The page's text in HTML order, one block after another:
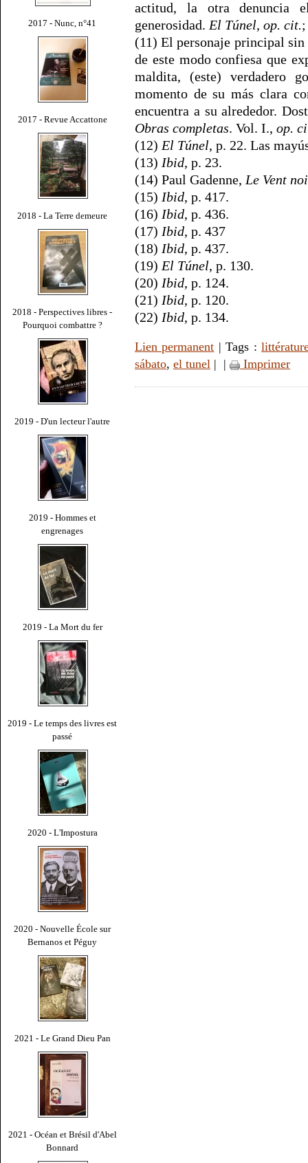
2017 - Nunc, n°41
2017 - Revue Accattone
2018 - La Terre demeure
2018 - Perspectives libres -
Pourquoi combattre ?
2019 - D'un lecteur l'autre
2019 - Hommes et
engrenages
2019 - La Mort du fer
2019 - Le temps des livres est
passé
2020 - L'Impostura
2020 - Nouvelle École sur
Bernanos et Péguy
2021 - Le Grand Dieu Pan
2021 - Océan et Brésil d'Abel
Bonnard
actitud, la otra denuncia
generosidad. El Túnel, op. cit.
(11) El personaje principal sin
de este modo confiesa que
maldita, (este) verdadero
momento de su más clara
encuentra a su alrededor.
Obras completas. Vol. I., op.
(12) El Túnel, p. 22. Las
(13) Ibid, p. 23.
(14) Paul Gadenne, Le Vent
(15) Ibid, p. 417.
(16) Ibid, p. 436.
(17) Ibid, p. 437
(18) Ibid, p. 437.
(19) El Túnel, p. 130.
(20) Ibid, p. 124.
(21) Ibid, p. 120.
(22) Ibid, p. 134.
Lien permanent | Tags :
sábato, el tunel | | Imprimer